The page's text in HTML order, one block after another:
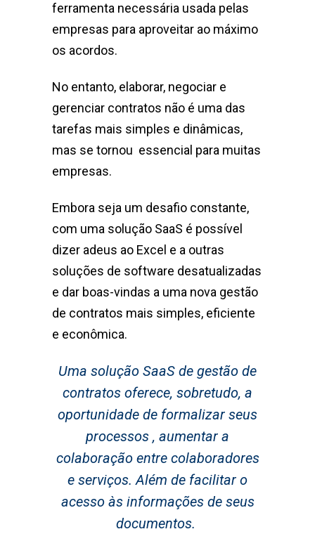
ferramenta necessária usada pelas
empresas para aproveitar ao máximo
os acordos.
No entanto, elaborar, negociar e
gerenciar contratos não é uma das
tarefas mais simples e dinâmicas,
mas se tornou essencial para muitas
empresas.
Embora seja um desafio constante,
com uma solução SaaS é possível
dizer adeus ao Excel e a outras
soluções de software desatualizadas
e dar boas-vindas a uma nova gestão
de contratos mais simples, eficiente
e econômica.
Uma solução SaaS de gestão de
contratos oferece, sobretudo, a
oportunidade de formalizar seus
processos , aumentar a
colaboração entre colaboradores
e serviços. Além de facilitar o
acesso às informações de seus
documentos.